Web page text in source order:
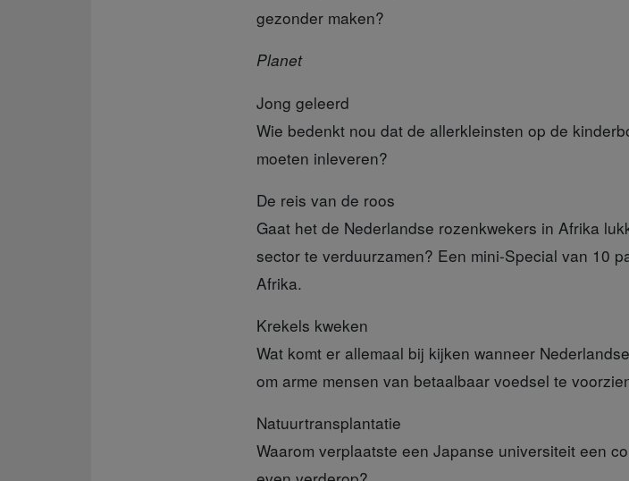
gezonder maken?
Planet
Jong geleerd
Wie bedenkt nou dat de allerkleinsten op de
moeten inleveren?
De reis van de roos
Gaat het de Nederlandse rozenkwekers in Afrika
sector te verduurzamen? Een mini-Special van 10
Afrika.
Krekels kweken
Wat komt er allemaal bij kijken wanneer
om arme mensen van betaalbaar voedsel te
Natuurtransplantatie
Waarom verplaatste een Japanse universiteit een